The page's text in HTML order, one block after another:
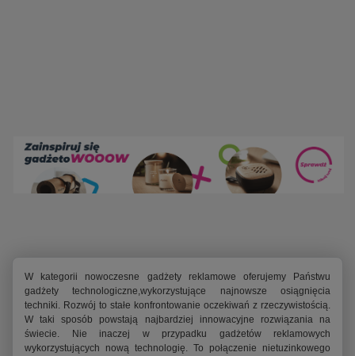
W kategorii nowoczesne gadżety reklamowe oferujemy Państwu
gadżety technologiczne,wykorzystujące najnowsze osiągnięcia
techniki. Rozwój to stałe konfrontowanie oczekiwań z rzeczywistością.
W taki sposób powstają najbardziej innowacyjne rozwiązania na
świecie. Nie inaczej w przypadku gadżetów reklamowych
wykorzystujących nową technologię. To połączenie nietuzinkowego